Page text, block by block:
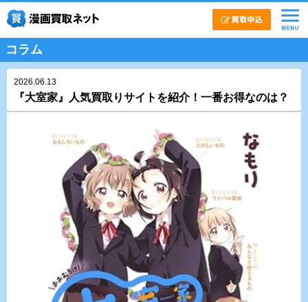
コラム
2026.06.13
『大室家』人気買取りサイトを紹介！一番お得なのは？